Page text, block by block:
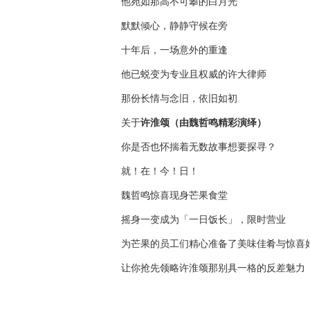
默默倾心，静静守候在旁
十年后，一场意外的重逢
他已蜕变为专业且权威的许大律师
那份长情与念旧，依旧如初
关于许淮颂（由魏哲鸣精彩演绎）
你是否也怀揣着无数故事想要探寻？
就！在！今！日！
魏哲鸣惊喜现身芒果食堂
摇身一变成为「一日饭长」，限时营业
为芒果的员工们精心准备了美味佳肴与惊喜
让你抢先领略许淮颂那别具一格的反差魅力